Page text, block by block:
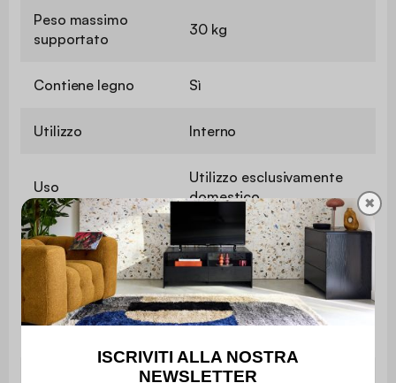
Peso massimo
supportato
30 kg
Contiene legno Sì
Utilizzo Interno
Uso
Utilizzo esclusivamente
domestico
Garanzia 2 anni
Montaggio
Il montaggio è semplice, le
✖